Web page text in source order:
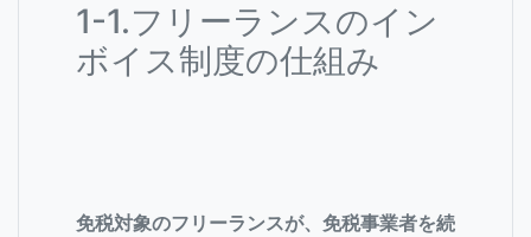
1-1.フリーランスのイン
ボイス制度の仕組み
免税対象のフリーランスが、免税事業者を続